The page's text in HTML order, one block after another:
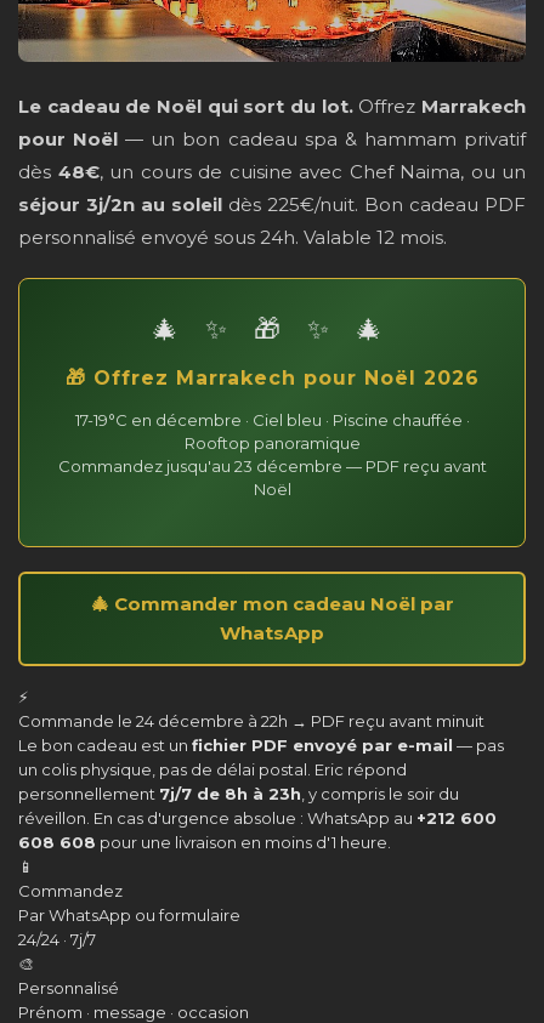
Le cadeau de Noël qui sort du lot.Offrez Marrakech
pour Noël — un bon cadeau spa & hammam privatif
dès 48€, un cours de cuisine avec Chef Naima, ou un
séjour 3j/2n au soleil dès 225€/nuit. Bon cadeau PDF
personnalisé envoyé sous 24h. Valable 12 mois.
🎁 Offrez Marrakech pour Noël 2026
17-19°C en décembre · Ciel bleu · Piscine chauffée ·
Rooftop panoramique
Commandez jusqu'au 23 décembre — PDF reçu avant
Noël
🎄 Commander mon cadeau Noël par
WhatsApp
⚡
Commande le 24 décembre à 22h → PDF reçu avant minuit
Le bon cadeau est un fichier PDF envoyé par e-mail — pas
un colis physique, pas de délai postal. Eric répond
personnellement 7j/7 de 8h à 23h , y compris le soir du
réveillon. En cas d'urgence absolue : WhatsApp au +212 600
608 608 pour une livraison en moins d'1 heure.
📱
Commandez
Par WhatsApp ou formulaire
24/24 · 7j/7
🎨
Personnalisé
Prénom · message · occasion